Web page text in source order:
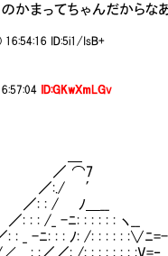
かまってちゃんだからな
ID:5i1/IsB+
ID:GKwXmLGv
′
__
: : ヽ__
: : : : :∨ﾆ=-
: : : : : :V=‐